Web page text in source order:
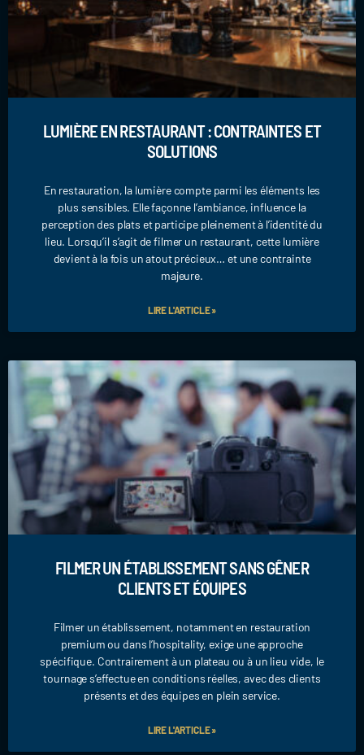
LUMIÈRE EN RESTAURANT : CONTRAINTES ET
SOLUTIONS
En restauration, la lumière compte parmi les éléments les
plus sensibles. Elle façonne l’ambiance, influence la
perception des plats et participe pleinement à l’identité du
lieu. Lorsqu’il s’agit de filmer un restaurant, cette lumière
devient à la fois un atout précieux… et une contrainte
majeure.
LIRE L'ARTICLE »
FILMER UN ÉTABLISSEMENT SANS GÊNER
CLIENTS ET ÉQUIPES
Filmer un établissement, notamment en restauration
premium ou dans l’hospitality, exige une approche
spécifique. Contrairement à un plateau ou à un lieu vide, le
tournage s’effectue en conditions réelles, avec des clients
présents et des équipes en plein service.
LIRE L'ARTICLE »